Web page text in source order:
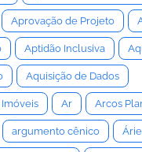
Aprovação de Projeto
Aptidão Inclusiva
Aquisição de Dados
Ar Arcos
argumento cênico